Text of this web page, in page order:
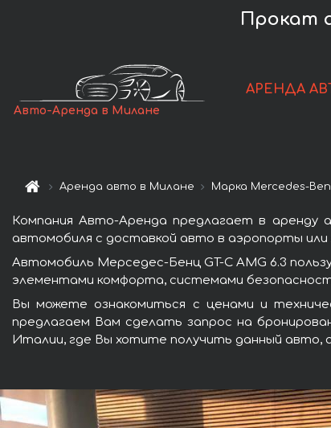
Прокат
Авто-Аренда в Милане
АРЕНДА
Аренда авто в Милане Марка Mercedes-
Компания Авто-Аренда предлагает в аренду
автомобиля с доставкой авто в аэропорты или
Автомобиль Мерседес-Бенц GT-C AMG 6.3
элементами комфорта, системами
Вы можете ознакомиться с ценами и
предлагаем Вам сделать запрос на
Италии, где Вы хотите получить данный авто,